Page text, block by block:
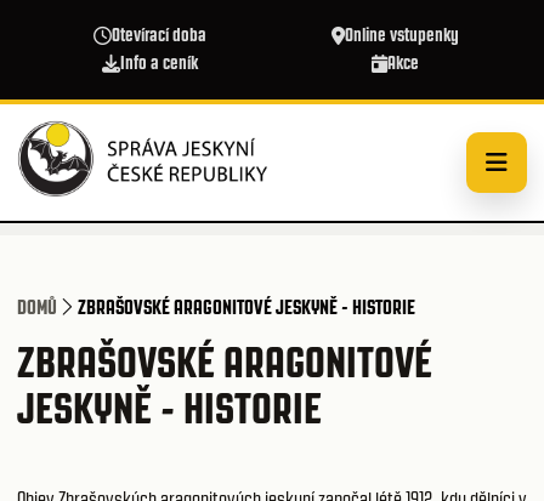
Otevírací doba
Online vstupenky
Info a ceník
Akce
DOMŮ ZBRAŠOVSKÉ ARAGONITOVÉ JESKYNĚ - HISTORIE
ZBRAŠOVSKÉ ARAGONITOVÉ
JESKYNĚ - HISTORIE